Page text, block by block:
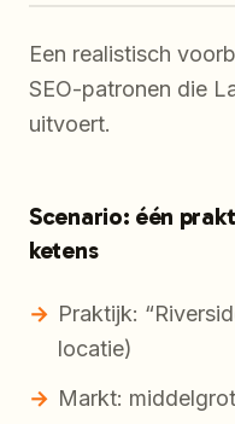
Een realistisch
SEO-patronen die
uitvoert.
Scenario: één
ketens
Praktijk:
locatie)
Markt: